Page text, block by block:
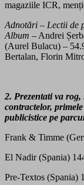
magaziile ICR,
Adnotări – Lectii de
Album – Andrei
(Aurel Bulacu) –
Bertalan, Florin
2. Prezentati va
contractelor,
publicistice pe
Frank & Timme
El Nadir (Spania)
Pre-Textos (Spania)